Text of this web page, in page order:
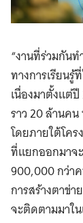
“งานที่ร่วมกันท
ทางการเรียน
เนื่องมาตั้งแต่
ราว 20 ล้านคน
โดยภายใต้โค
ที่แยกออกมาจ
900,000 กว่า
การสร้างตาข่
จะติดตามมาใ